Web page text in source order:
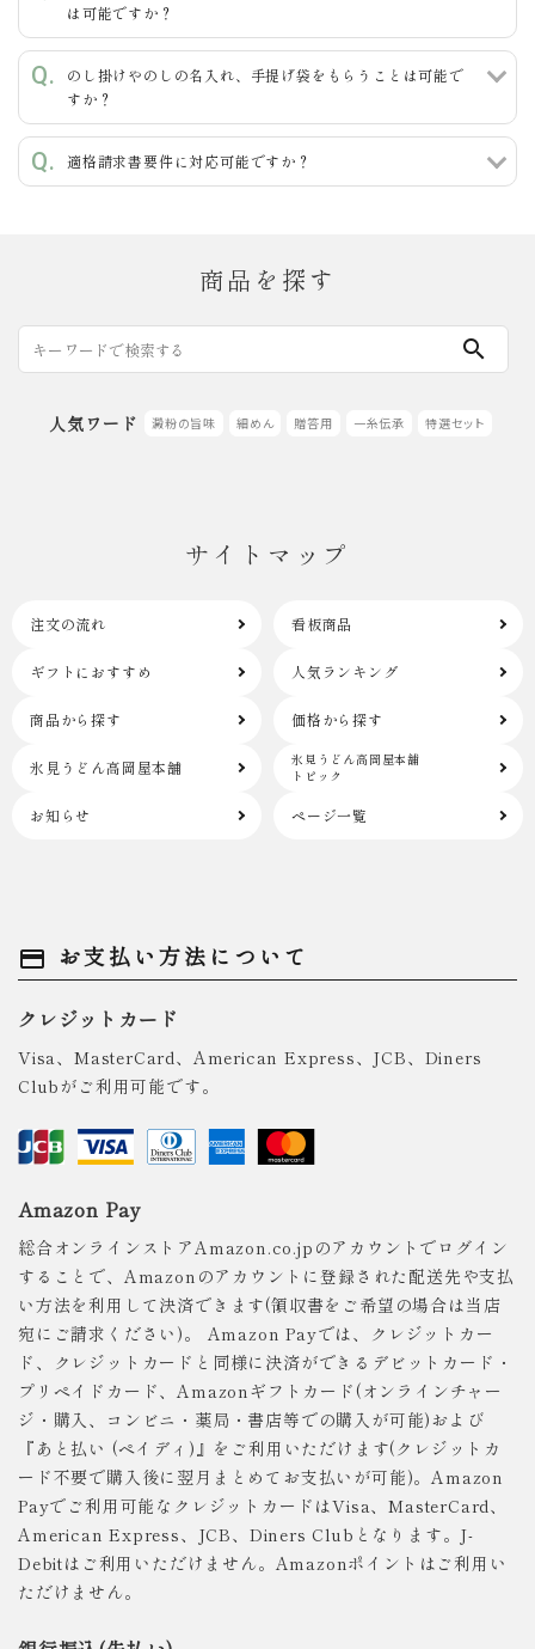
は可能ですか？
のし掛けやのしの名入れ、手提げ袋をもらうことは可能で
すか？
適格請求書要件に対応可能ですか？
商品を探す
search
人気ワード 澱粉の旨味 細めん 贈答用 一糸伝承 特選セット
サイトマップ
注文の流れ 看板商品
ギフトにおすすめ 人気ランキング
商品から探す 価格から探す
氷見うどん高岡屋本舗
氷見うどん高岡屋本舗
トピック
お知らせ ページ一覧
payment お支払い方法について
クレジットカード
Visa、MasterCard、American Express、JCB、Diners
Clubがご利用可能です。
Amazon Pay
総合オンラインストアAmazon.co.jpのアカウントでログイン
することで、Amazonのアカウントに登録された配送先や支払
い方法を利用して決済できます(領収書をご希望の場合は当店
宛にご請求ください)。 Amazon Payでは、クレジットカー
ド、クレジットカードと同様に決済ができるデビットカード・
プリペイドカード、Amazonギフトカード(オンラインチャー
ジ・購入、コンビニ・薬局・書店等での購入が可能)および
『あと払い (ペイディ)』をご利用いただけます(クレジットカ
ード不要で購入後に翌月まとめてお支払いが可能)。Amazon
Payでご利用可能なクレジットカードはVisa、MasterCard、
American Express、JCB、Diners Clubとなります。J-
Debitはご利用いただけません。Amazonポイントはご利用い
ただけません。